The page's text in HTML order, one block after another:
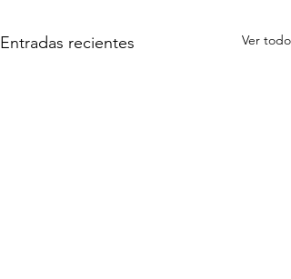
Entradas recientes Ver todo